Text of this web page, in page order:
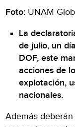
Foto: UNAM
La
de julio, un
DOF, este
acciones de
explotación,
nacionales.
Además